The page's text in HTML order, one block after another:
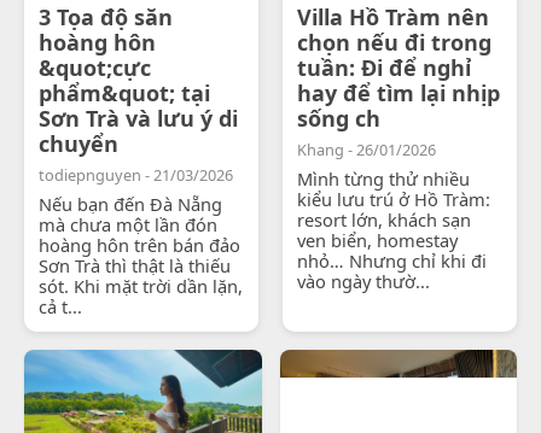
3 Tọa độ săn
hoàng hôn
&quot;cực
phẩm&quot; tại
Sơn Trà và lưu ý di
chuyển
todiepnguyen - 21/03/2026
Nếu bạn đến Đà Nẵng
mà chưa một lần đón
hoàng hôn trên bán đảo
Sơn Trà thì thật là thiếu
sót. Khi mặt trời dần lặn,
cả t...
Villa Hồ Tràm nên
chọn nếu đi trong
tuần: Đi để nghỉ
hay để tìm lại nhịp
sống ch
Khang - 26/01/2026
Mình từng thử nhiều
kiểu lưu trú ở Hồ Tràm:
resort lớn, khách sạn
ven biển, homestay
nhỏ… Nhưng chỉ khi đi
vào ngày thườ...